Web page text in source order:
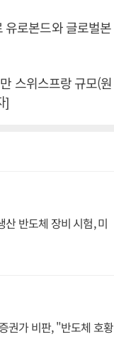
유로본드와 글로벌본
스위스프랑 규모(원
]
반도체 장비 시험, 미
권가 비판, "반도체 호황